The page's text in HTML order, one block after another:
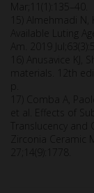
Mar;11(1):135–40.
15) Almehmadi
Available Luting
Am. 2019
16) Anusavice KJ,
materials. 12th
17) Comba A,
et al. Effects of
Translucency and
Zirconia Ceramic
27;14(9):1778.